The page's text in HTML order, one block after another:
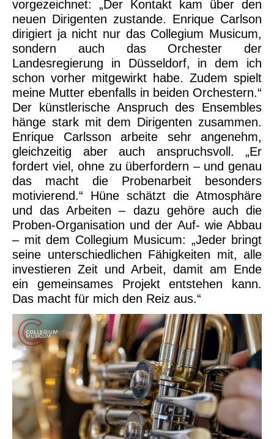
vorgezeichnet: „Der Kontakt kam über den
neuen Dirigenten zustande. Enrique Carlson
dirigiert ja nicht nur das Collegium Musicum,
sondern auch das Orchester der
Landesregierung in Düsseldorf, in dem ich
schon vorher mitgewirkt habe. Zudem spielt
meine Mutter ebenfalls in beiden Orchestern.“
Der künstlerische Anspruch des Ensembles
hänge stark mit dem Dirigenten zusammen.
Enrique Carlsson arbeite sehr angenehm,
gleichzeitig aber auch anspruchsvoll. „Er
fordert viel, ohne zu überfordern – und genau
das macht die Probenarbeit besonders
motivierend.“ Hüne schätzt die Atmosphäre
und das Arbeiten – dazu gehöre auch die
Proben-Organisation und der Auf- wie Abbau
– mit dem Collegium Musicum: „Jeder bringt
seine unterschiedlichen Fähigkeiten mit, alle
investieren Zeit und Arbeit, damit am Ende
ein gemeinsames Projekt entstehen kann.
Das macht für mich den Reiz aus.“